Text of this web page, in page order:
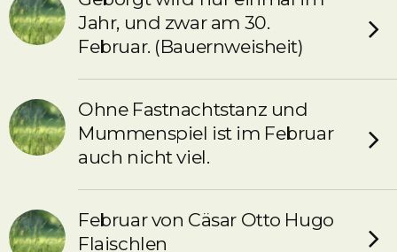
Jahr, und zwar am 30.
Februar. (Bauernweisheit)
Ohne Fastnachtstanz und
Mummenspiel ist im Februar
auch nicht viel.
Februar von Cäsar Otto Hugo
Flaischlen